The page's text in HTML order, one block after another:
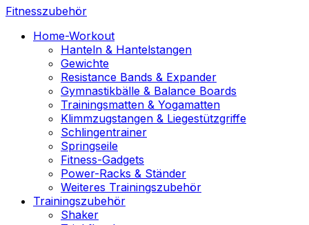
Fitnesszubehör
Home-Workout
Hanteln & Hantelstangen
Gewichte
Resistance Bands & Expander
Gymnastikbälle & Balance Boards
Trainingsmatten & Yogamatten
Klimmzugstangen & Liegestützgriffe
Schlingentrainer
Springseile
Fitness-Gadgets
Power-Racks & Ständer
Weiteres Trainingszubehör
Trainingszubehör
Shaker